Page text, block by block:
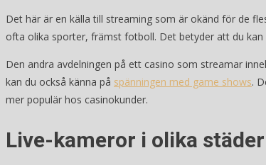
Det här är en källa till streaming som är okänd för de
ofta olika sporter, främst fotboll. Det betyder att du
Den andra avdelningen på ett casino som streamar
kan du också känna på spänningen med game shows.
mer populär hos casinokunder.
Live-kameror i olika städer